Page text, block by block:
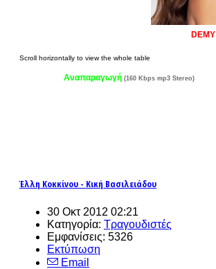
DEMY
Αναπαραγωγή (160 Kbps mp3 Stereo)
Έλλη Κοκκίνου - Κική Βασιλειάδου
30 Οκτ 2012 02:21
Κατηγορία: Τραγουδιστές
Εμφανίσεις: 5326
Εκτύπωση
Email